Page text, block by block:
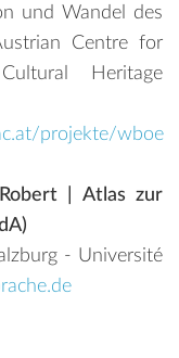
und Wandel des
Centre for
Heritage
projekte/wboe
| Atlas zur
- Université